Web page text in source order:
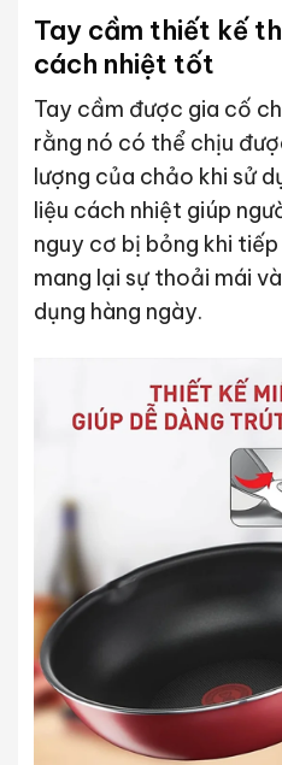
Tay cầm thiết kế
cách nhiệt tốt
Tay cầm được gia cố
rằng nó có thể chịu
lượng của chảo khi sử
liệu cách nhiệt giúp
nguy cơ bị bỏng khi
mang lại sự thoải mái
dụng hàng ngày.